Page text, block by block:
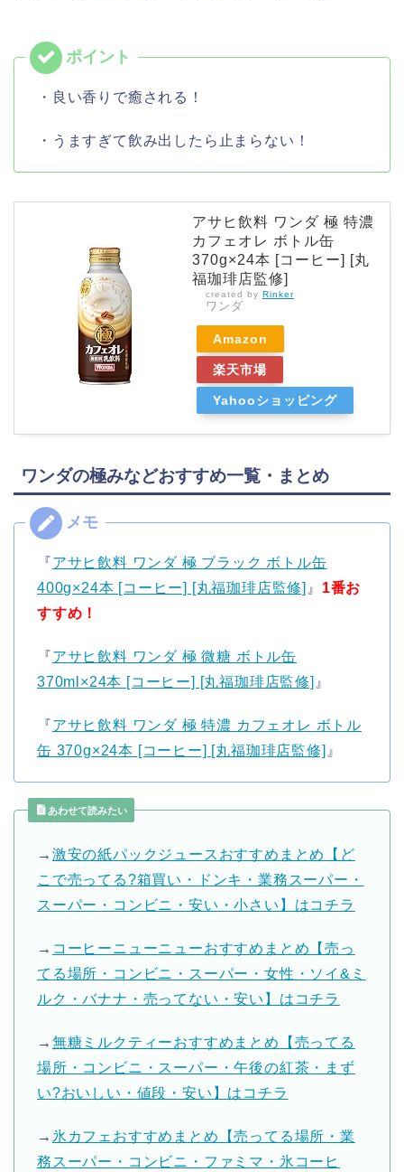
・良い香りで癒される！
・うますぎて飲み出したら止まらない！
アサヒ飲料 ワンダ 極 特濃
カフェオレ ボトル缶
370g×24本 [コーヒー] [丸
福珈琲店監修]
created by Rinker
ワンダ
Amazon
楽天市場
Yahooショッピング
ワンダの極みなどおすすめ一覧・まとめ
『アサヒ飲料 ワンダ 極 ブラック ボトル缶
400g×24本 [コーヒー] [丸福珈琲店監修] 』 1番お
すすめ！
『アサヒ飲料 ワンダ 極 微糖 ボトル缶
370ml×24本 [コーヒー] [丸福珈琲店監修] 』
『アサヒ飲料 ワンダ 極 特濃 カフェオレ ボトル
缶 370g×24本 [コーヒー] [丸福珈琲店監修] 』
あわせて読みたい
→ 激安の紙パックジュースおすすめまとめ【ど
こで売ってる?箱買い・ドンキ・業務スーパー・
スーパー・コンビニ・安い・小さい】はコチラ
→ コーヒーニューニューおすすめまとめ【売っ
てる場所・コンビニ・スーパー・女性・ソイ&ミ
ルク・バナナ・売ってない・安い】はコチラ
→ 無糖ミルクティーおすすめまとめ【売ってる
場所・コンビニ・スーパー・午後の紅茶・まず
い?おいしい・値段・安い】はコチラ
→ 氷カフェおすすめまとめ【売ってる場所・業
務スーパー・コンビニ・ファミマ・氷コーヒ